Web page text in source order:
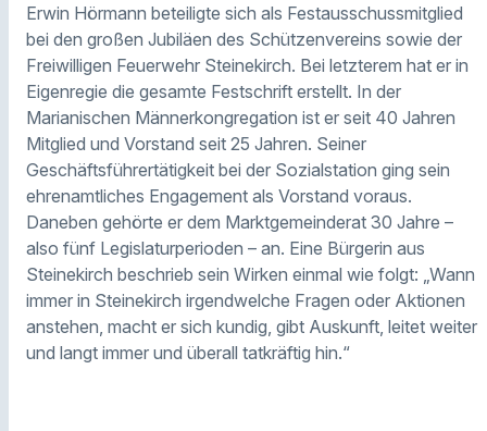
Erwin Hörmann beteiligte sich als Festausschussmitglied
bei den großen Jubiläen des Schützenvereins sowie der
Freiwilligen Feuerwehr Steinekirch. Bei letzterem hat er in
Eigenregie die gesamte Festschrift erstellt. In der
Marianischen Männerkongregation ist er seit 40 Jahren
Mitglied und Vorstand seit 25 Jahren. Seiner
Geschäftsführertätigkeit bei der Sozialstation ging sein
ehrenamtliches Engagement als Vorstand voraus.
Daneben gehörte er dem Marktgemeinderat 30 Jahre –
also fünf Legislaturperioden – an. Eine Bürgerin aus
Steinekirch beschrieb sein Wirken einmal wie folgt: „Wann
immer in Steinekirch irgendwelche Fragen oder Aktionen
anstehen, macht er sich kundig, gibt Auskunft, leitet weiter
und langt immer und überall tatkräftig hin.“